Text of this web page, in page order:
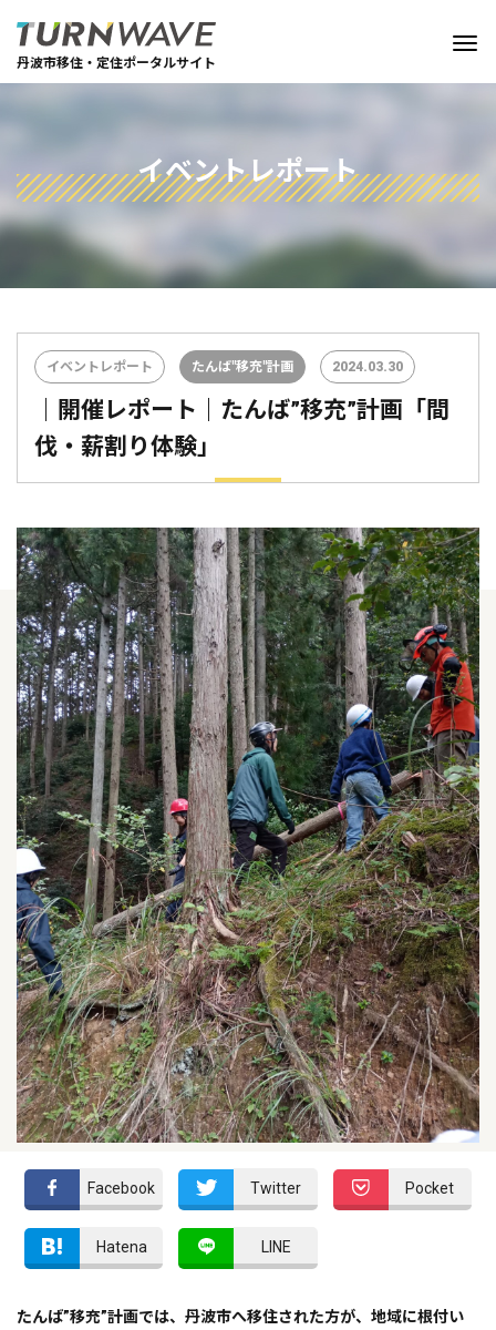
丹波市移住・定住ポータルサイト
イベントレポート
イベントレポート たんば"移充"計画 2024.03.30
｜開催レポート｜たんば”移充”計画「間
伐・薪割り体験」
Facebook Twitter Pocket
Hatena LINE
たんば”移充”計画では、丹波市へ移住された方が、地域に根付い